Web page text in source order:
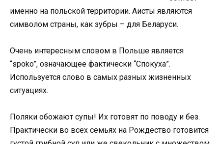
именно на польской территории. Аисты являются
символом страны, как зубры – для Беларуси.
Очень интересным словом в Польше является
“spoko”, означающее фактически “Спокуха”.
Используется слово в самых разных жизненных
ситуациях.
Поляки обожают супы! Их готовят по поводу и без.
Практически во всех семьях на Рождество готовится